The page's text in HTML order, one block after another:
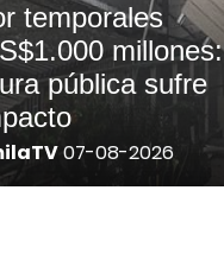
temporales
millones:
pública sufre
07-08-2026